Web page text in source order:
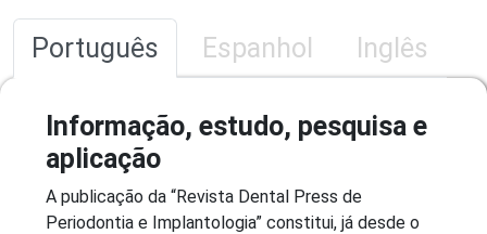
Português Espanhol Inglês
Informação, estudo, pesquisa e
aplicação
A publicação da “Revista Dental Press de
Periodontia e Implantologia” constitui, já desde o